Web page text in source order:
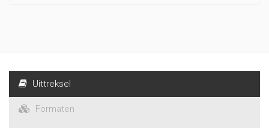
Uittreksel
Formaten